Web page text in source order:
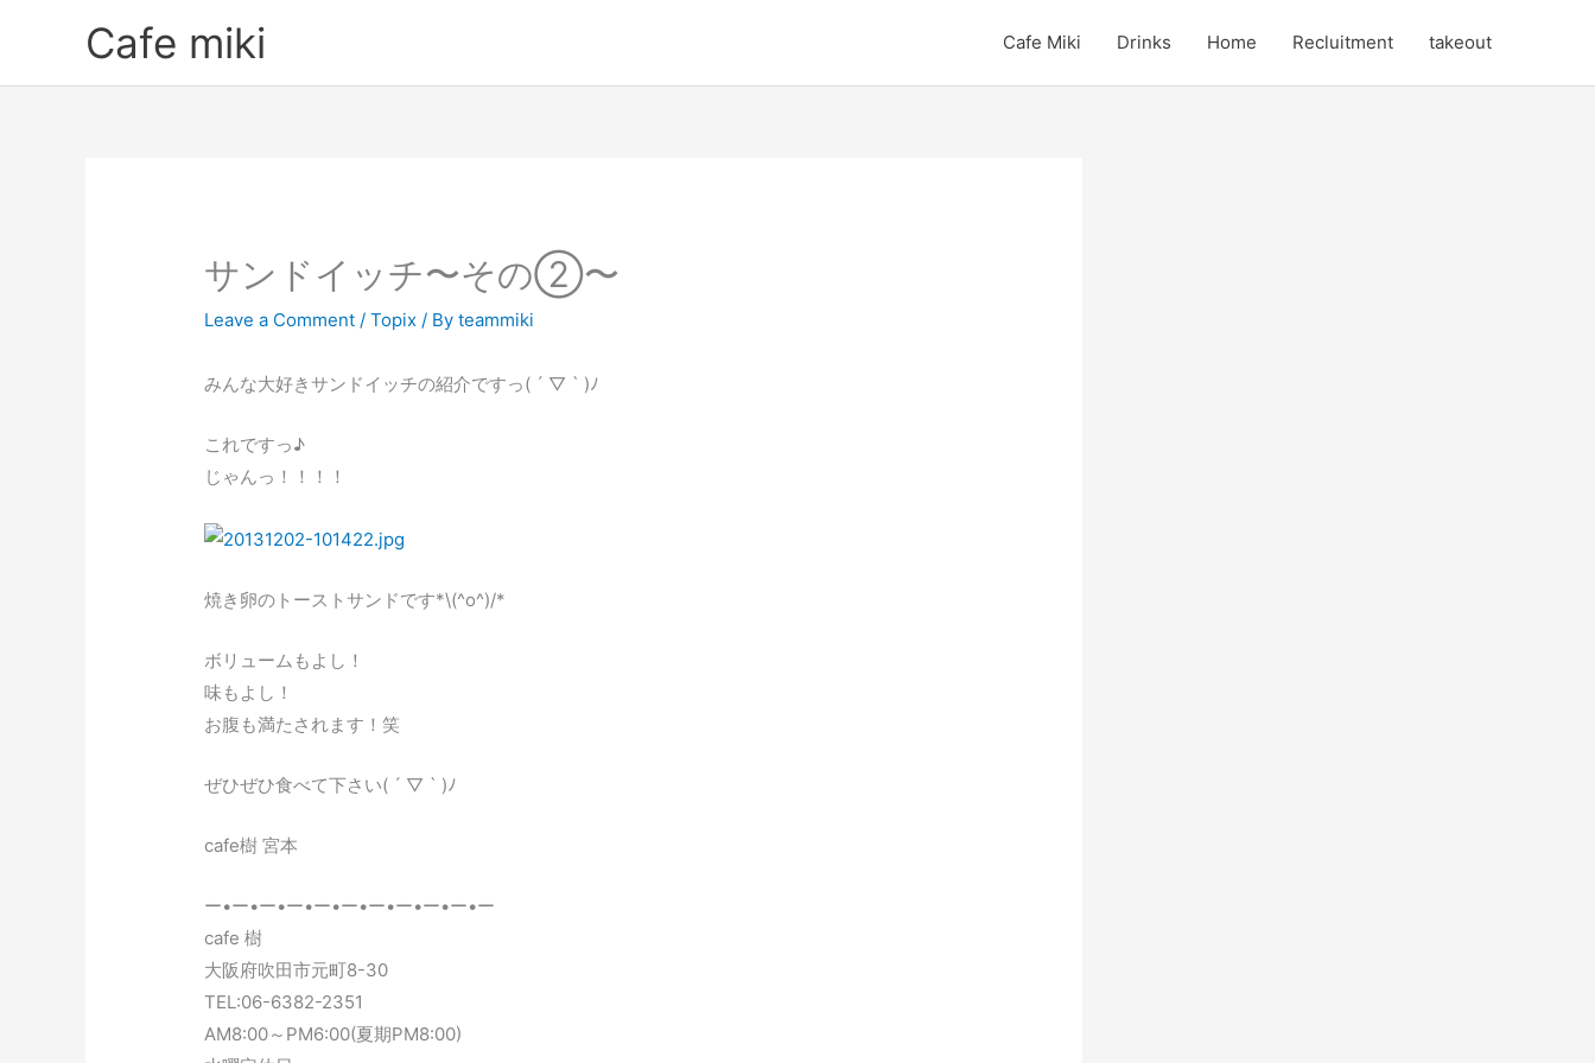
Cafe miki Cafe Miki Drinks Home Recluitment takeout
サンドイッチ〜その②〜
Leave a Comment /Topix / Byteammiki
みんな大好きサンドイッチの紹介ですっ( ´ ▽ ` )ﾉ
これですっ♪
じゃんっ！！！！
焼き卵のトーストサンドです*\(^o^)/*
ボリュームもよし！
味もよし！
お腹も満たされます！笑
ぜひぜひ食べて下さい( ´ ▽ ` )ﾉ
cafe樹 宮本
ー•ー•ー•ー•ー•ー•ー•ー•ー•ー•ー
cafe 樹
大阪府吹田市元町8-30
TEL:06-6382-2351
AM8:00～PM6:00(夏期PM8:00)